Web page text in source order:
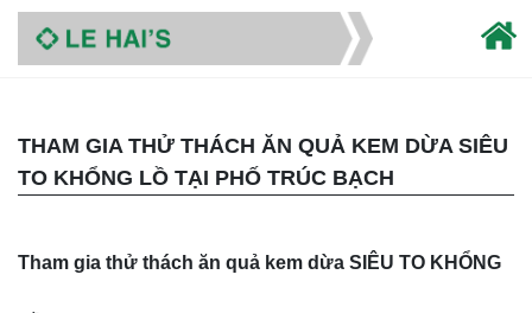
THAM GIA THỬ THÁCH ĂN QUẢ KEM DỪA SIÊU
TO KHỔNG LỒ TẠI PHỐ TRÚC BẠCH
Tham gia thử thách ăn quả kem dừa SIÊU TO KHỔNG